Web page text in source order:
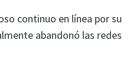
continuo en línea por su
abandonó las redes